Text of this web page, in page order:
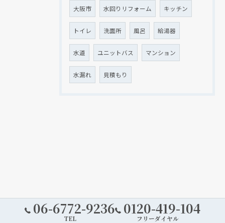
大阪市 水回りリフォーム キッチン
トイレ 洗面所 風呂 給湯器
水道 ユニットバス マンション
水漏れ 見積もり
06-6772-9236
TEL
0120-419-104
フリーダイヤル